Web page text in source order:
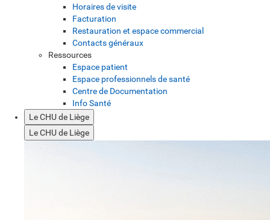
Horaires de visite
Facturation
Restauration et espace commercial
Contacts généraux
Ressources
Espace patient
Espace professionnels de santé
Centre de Documentation
Info Santé
Le CHU de Liège
Le CHU de Liège